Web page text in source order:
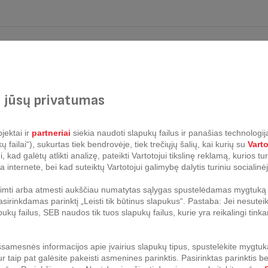
„Tefal Daily Cook“ troškintuvas palengvina gaminimą.
be vargo! Viską lemia išmanios, patogios „Daily Cook“ funkcijos:
pat ergonomiškos vėsios rankenos, užtikrinančios komfortą ir
be vargo ir puikius rezultatus. Suderinamas su visomis
Nerūdijantis plienas
jūsų privatumas
ir partneriai siekia naudoti slapukų failus ir panašias
failai“), sukurtas tiek bendrovėje, tiek trečiųjų šalių, kai kurių su
kad galėtų atlikti analizę, pateikti Vartotojui tikslinę reklamą, kurios
internete, bei kad suteiktų Vartotojui galimybę dalytis turiniu
arba atmesti aukščiau numatytas sąlygas spustelėdamas mygtuką
parinktį „Leisti tik būtinus slapukus“. Pastaba: Jei
failus, SEB naudos tik tuos slapukų failus, kurie yra reikalingi
informacijos apie įvairius slapukų tipus, spustelėkite
taip pat galėsite pakeisti asmenines parinktis. Pasirinktas parinktis